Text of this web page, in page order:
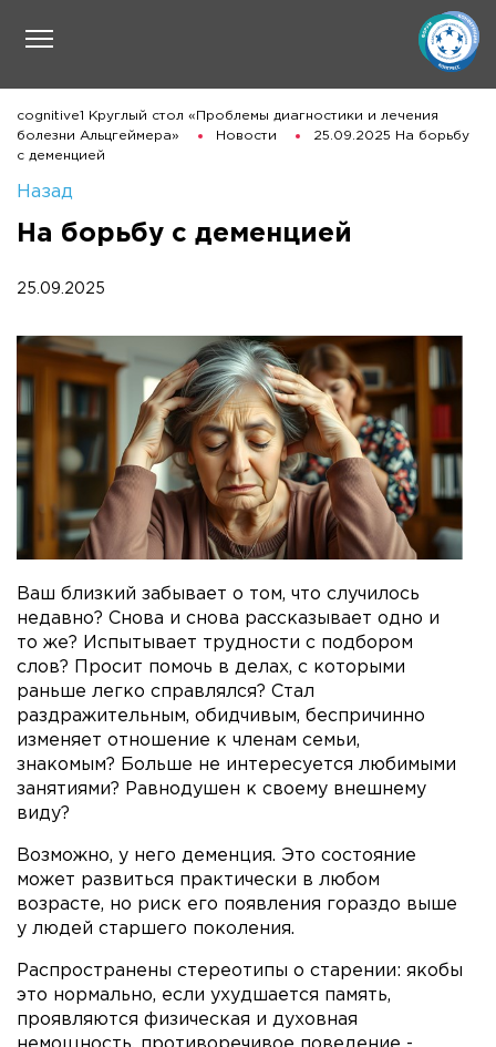
cognitive1 Круглый стол «Проблемы диагностики и лечения
болезни Альцгеймера»
Новости
25.09.2025 На борьбу
с деменцией
Назад
На борьбу с деменцией
25.09.2025
Ваш близкий забывает о том, что случилось
недавно? Снова и снова рассказывает одно и
то же? Испытывает трудности с подбором
слов? Просит помочь в делах, с которыми
раньше легко справлялся? Стал
раздражительным, обидчивым, беспричинно
изменяет отношение к членам семьи,
знакомым? Больше не интересуется любимыми
занятиями? Равнодушен к своему внешнему
виду?
Возможно, у него деменция. Это состояние
может развиться практически в любом
возрасте, но риск его появления гораздо выше
у людей старшего поколения.
Распространены стереотипы о старении: якобы
это нормально, если ухудшается память,
проявляются физическая и духовная